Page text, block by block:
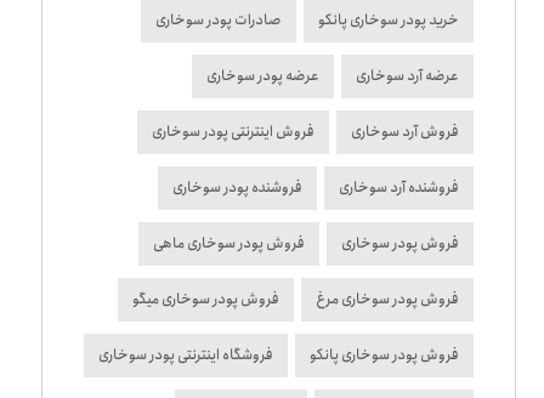
خرید پودر سوخاری پانکو صادرات پودر سوخاری
عرضه آرد سوخاری عرضه پودر سوخاری
فروش آرد سوخاری فروش اینترنتی پودر سوخاری
فروشنده آرد سوخاری فروشنده پودر سوخاری
فروش پودر سوخاری فروش پودر سوخاری ماهی
فروش پودر سوخاری مرغ فروش پودر سوخاری میگو
فروش پودر سوخاری پانکو فروشگاه اینترنتی پودر سوخاری